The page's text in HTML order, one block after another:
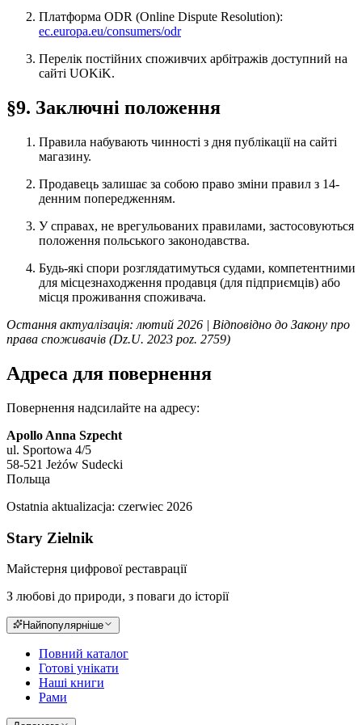
Платформа ODR (Online Dispute Resolution):
ec.europa.eu/consumers/odr
Перелік постійних споживчих арбітражів доступний на
сайті UOKiK.
§9. Заключні положення
Правила набувають чинності з дня публікації на сайті
магазину.
Продавець залишає за собою право зміни правил з 14-
денним попередженням.
У справах, не врегульованих правилами, застосовуються
положення польського законодавства.
Будь-які спори розглядатимуться судами, компетентними
для місцезнаходження продавця (для підприємців) або
місця проживання споживача.
Остання актуалізація: лютий 2026 | Відповідно до Закону про
права споживачів (Dz.U. 2023 poz. 2759)
Адреса для повернення
Повернення надсилайте на адресу:
Apollo Anna Szpecht
ul. Sportowa 4/5
58-521 Jeżów Sudecki
Польща
Ostatnia aktualizacja: czerwiec 2026
Stary Zielnik
Майстерня цифрової реставрації
З любові до природи, з поваги до історії
Найпопулярніше
Повний каталог
Готові унікати
Наші книги
Рами